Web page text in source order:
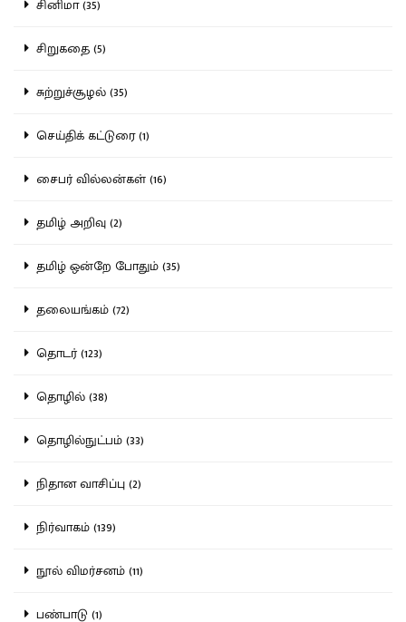
சினிமா (35)
சிறுகதை (5)
சுற்றுச்சூழல் (35)
செய்திக் கட்டுரை (1)
சைபர் வில்லன்கள் (16)
தமிழ் அறிவு (2)
தமிழ் ஒன்றே போதும் (35)
தலையங்கம் (72)
தொடர் (123)
தொழில் (38)
தொழில்நுட்பம் (33)
நிதான வாசிப்பு (2)
நிர்வாகம் (139)
நூல் விமர்சனம் (11)
பண்பாடு (1)